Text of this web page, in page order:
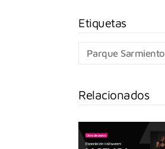
Parque Sarmiento
Relacionados